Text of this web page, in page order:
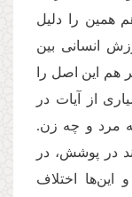
همین را دلیل
انسانی بین
این اصل را
از آیات در
مرد و چه زن.
در پوشش، در
این‌ها اختلاف